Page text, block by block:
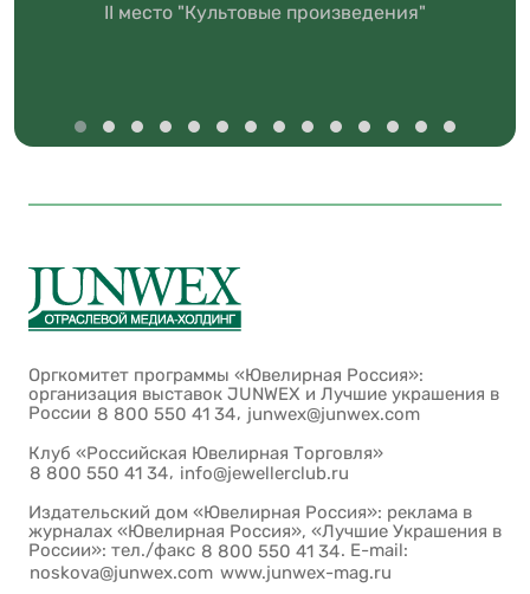
II место "Культовые произведения"
Оргкомитет программы «Ювелирная Россия»:
организация выставок JUNWEX и Лучшие украшения в
России 8 800 550 41 34, junwex@junwex.com
Клуб «Российская Ювелирная Торговля»
8 800 550 41 34, info@jewellerclub.ru
Издательский дом «Ювелирная Россия»: реклама в
журналах «Ювелирная Россия», «Лучшие Украшения в
России»: тел./факс 8 800 550 41 34. E-mail:
noskova@junwex.com www.junwex-mag.ru